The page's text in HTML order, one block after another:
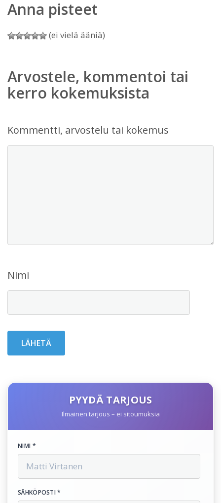
Anna pisteet
(ei vielä ääniä)
Arvostele, kommentoi tai
kerro kokemuksista
Kommentti, arvostelu tai kokemus
Nimi
PYYDÄ TARJOUS
Ilmainen tarjous – ei sitoumuksia
NIMI *
SÄHKÖPOSTI *